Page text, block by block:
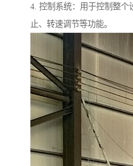
4. 控制系统：用于控制整个
止、转速调节等功能。